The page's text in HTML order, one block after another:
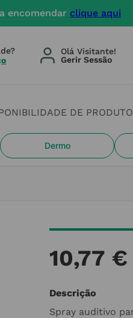
encomendar clique aqui
DE
Dermo
Olá Visitante!
10,77 €
Descrição
Spray auditivo